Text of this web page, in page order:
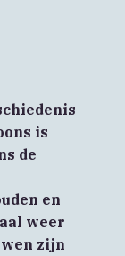
is
de
en
weer
zijn